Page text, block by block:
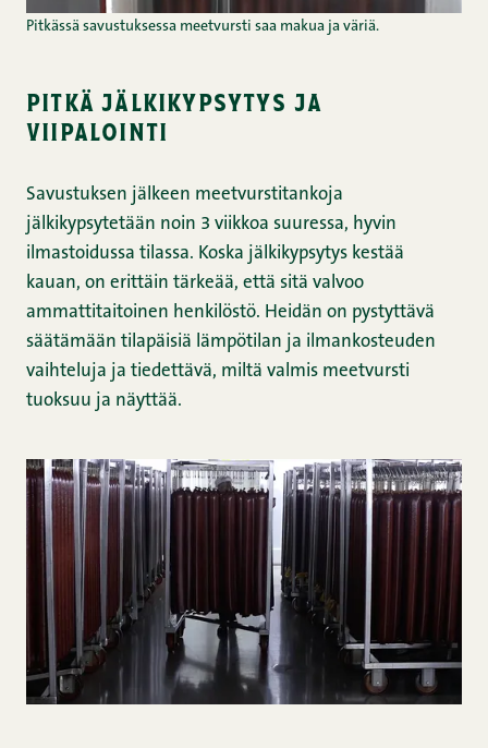
Pitkässä savustuksessa meetvursti saa makua ja väriä.
pitkä jälkikypsytys ja
viipalointi
Savustuksen jälkeen meetvurstitankoja
jälkikypsytetään noin 3 viikkoa suuressa, hyvin
ilmastoidussa tilassa. Koska jälkikypsytys kestää
kauan, on erittäin tärkeää, että sitä valvoo
ammattitaitoinen henkilöstö. Heidän on pystyttävä
säätämään tilapäisiä lämpötilan ja ilmankosteuden
vaihteluja ja tiedettävä, miltä valmis meetvursti
tuoksuu ja näyttää.